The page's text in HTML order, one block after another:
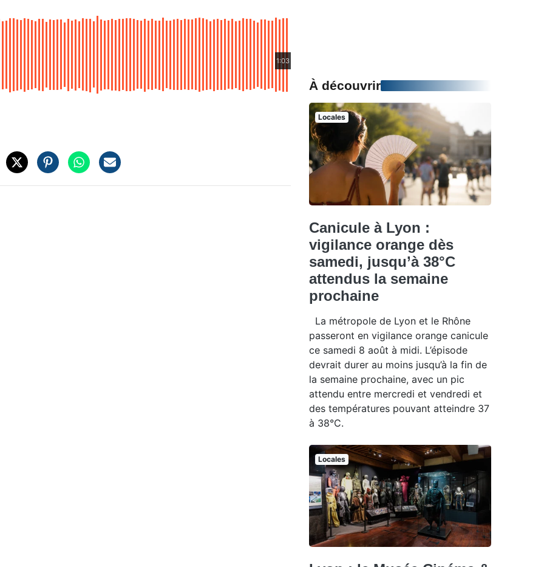
1:03
À découvrir
Locales
Canicule à Lyon :
vigilance orange dès
samedi, jusqu’à 38°C
attendus la semaine
prochaine
La métropole de Lyon et le Rhône
passeront en vigilance orange canicule
ce samedi 8 août à midi. L’épisode
devrait durer au moins jusqu’à la fin de
la semaine prochaine, avec un pic
attendu entre mercredi et vendredi et
des températures pouvant atteindre 37
à 38°C.
Locales